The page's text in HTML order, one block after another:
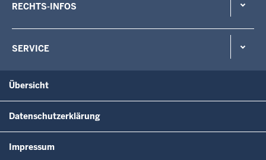
RECHTS-INFOS
SERVICE
Übersicht
Datenschutzerklärung
Impressum